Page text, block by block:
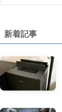
新着記事